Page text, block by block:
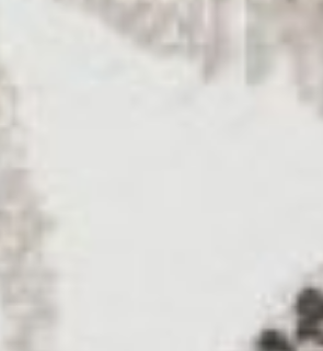
Учился Никита Чарушин в средней
художественной школе, а затем
в Академии художеств
на живописном отделении. После
отца, но не вдруг... Я разбирал свои